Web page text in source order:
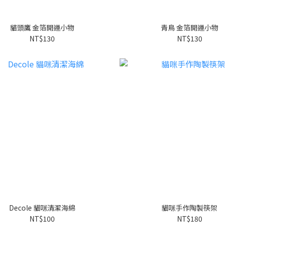
貓頭鷹 金箔開運小物
NT$130
青鳥 金箔開運小物
NT$130
Decole 貓咪清潔海綿
NT$100
貓咪手作陶製筷架
NT$180